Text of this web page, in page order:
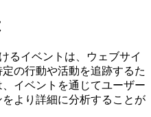
るイベントは、ウェブサイ
の行動や活動を追跡するた
イベントを通じてユーザー
より詳細に分析することが